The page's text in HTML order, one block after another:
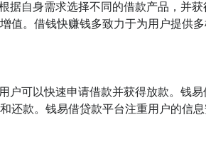
据自身需求选择不同的借款产品，并获
值。借钱快赚钱多致力于为用户提供
户可以快速申请借款并获得放款。钱易
还款。钱易借贷款平台注重用户的信